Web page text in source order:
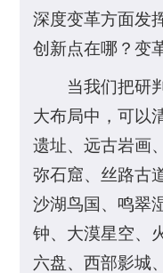
深度变革方面发
创新点在哪？变
当我们把研
大布局中，可以
遗址、远古岩画
弥石窟、丝路古
沙湖鸟国、鸣翠
钟、大漠星空、
六盘、西部影城